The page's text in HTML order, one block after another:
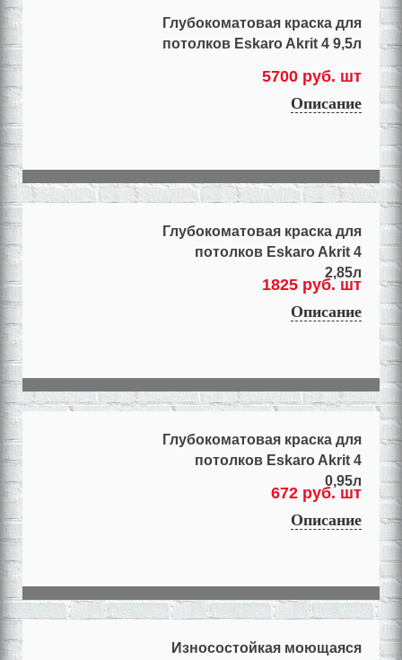
Глубокоматовая краска для
потолков Eskaro Akrit 4 9,5л
5700 руб. шт
Описание
Глубокоматовая краска для
потолков Eskaro Akrit 4
2,85л
1825 руб. шт
Описание
Глубокоматовая краска для
потолков Eskaro Akrit 4
0,95л
672 руб. шт
Описание
Износостойкая моющаяся